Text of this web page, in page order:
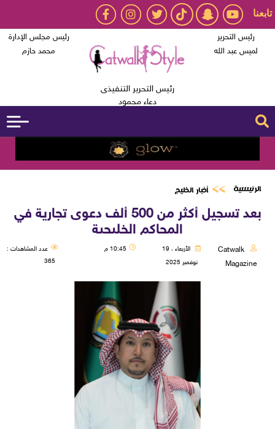
تابعنا
رئيس التحرير
لميس عبد الله
رئيس التحرير التنفيذى
دعاء محمود
رئيس مجلس الإدارة
محمد حازم
الرئيسية أخبار الخليج
بعد تسجيل أكثر من 500 ألف دعوى تجارية في
المحاكم الخليجية
Catwalk
Magazine
الأربعاء ، 19
نوفمبر 2025
10:45 م
عدد المشاهدات :
365